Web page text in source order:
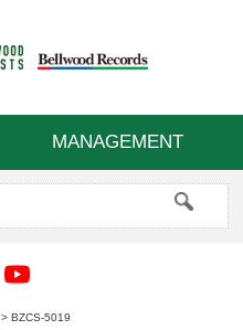
MANAGEMENT
>BZCS-5019